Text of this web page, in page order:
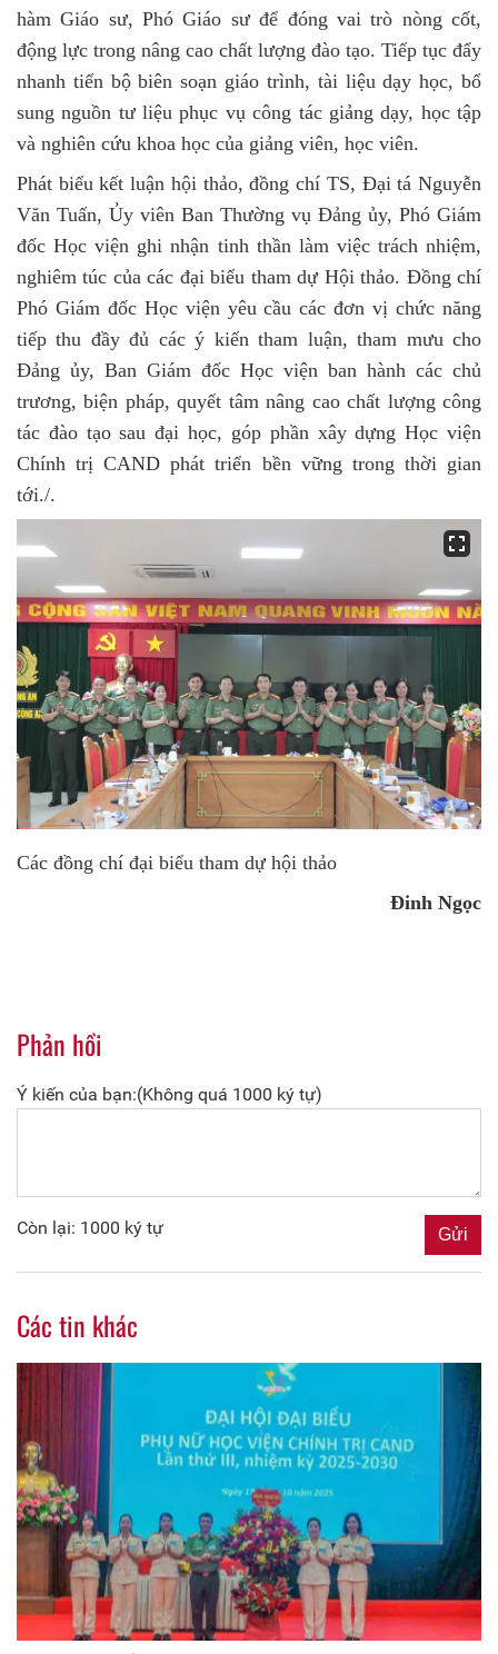
hàm Giáo sư, Phó Giáo sư để đóng vai trò nòng cốt,
động lực trong nâng cao chất lượng đào tạo. Tiếp tục đẩy
nhanh tiến bộ biên soạn giáo trình, tài liệu dạy học, bổ
sung nguồn tư liệu phục vụ công tác giảng dạy, học tập
và nghiên cứu khoa học của giảng viên, học viên.
Phát biểu kết luận hội thảo, đồng chí TS, Đại tá Nguyễn
Văn Tuấn, Ủy viên Ban Thường vụ Đảng ủy, Phó Giám
đốc Học viện ghi nhận tinh thần làm việc trách nhiệm,
nghiêm túc của các đại biểu tham dự Hội thảo. Đồng chí
Phó Giám đốc Học viện yêu cầu các đơn vị chức năng
tiếp thu đầy đủ các ý kiến tham luận, tham mưu cho
Đảng ủy, Ban Giám đốc Học viện ban hành các chủ
trương, biện pháp, quyết tâm nâng cao chất lượng công
tác đào tạo sau đại học, góp phần xây dựng Học viện
Chính trị CAND phát triển bền vững trong thời gian
tới./.
Các đồng chí đại biểu tham dự hội thảo
Đinh Ngọc
Phản hồi
Ý kiến của bạn:(Không quá 1000 ký tự)
Còn lại: 1000 ký tự
Các tin khác